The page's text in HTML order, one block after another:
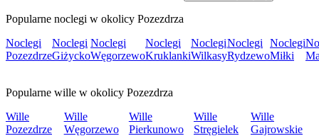
Popularne noclegi w okolicy Pozezdrza
Noclegi
Pozezdrze
Noclegi
Giżycko
Noclegi
Węgorzewo
Noclegi
Kruklanki
Noclegi
Wilkasy
Noclegi
Rydzewo
Noclegi
Miłki
Popularne wille w okolicy Pozezdrza
Wille
Pozezdrze
Wille
Węgorzewo
Wille
Pierkunowo
Wille
Stręgielek
Wille
Gajrowskie